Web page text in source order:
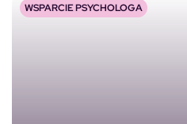
WSPARCIE PSYCHOLOGA